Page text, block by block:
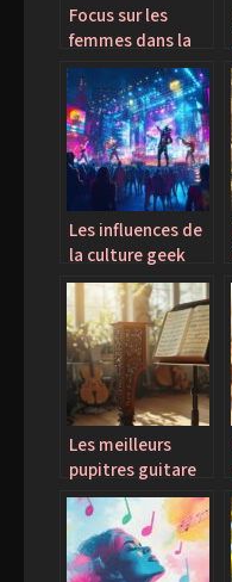
Focus sur les
femmes dans la
musique : de la
pionnière à la star
actuelle
Les influences de
la culture geek
sur le monde
moderne
Les meilleurs
pupitres guitare
pour protéger
votre santé
pendant la
pratique